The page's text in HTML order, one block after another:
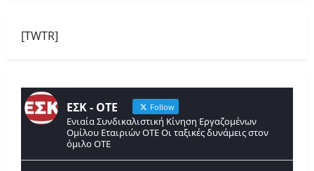
[TWTR]
ΕΣΚ - ΟΤΕ Follow
Ενιαία Συνδικαλιστική Κίνηση Εργαζομένων
Ομίλου Εταιριών ΟΤΕ Οι ταξικές δυνάμεις στον
όμιλο ΟΤΕ